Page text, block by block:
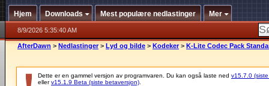
Hjem Downloads Mest populære nedlastinger Mer
8/9/2026 5:35:40 AM
AfterDawn > Nedlastinger > Lyd og bilde > Kodeker > K-Lite Codec Pack
Dette er en gammel versjon av programvaren. Du kan også laste ned v15.7.0
ellerv15.1.9 Beta (siste betaversjon)